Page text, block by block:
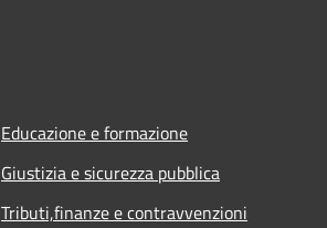
Educazione e formazione
Giustizia e sicurezza pubblica
Tributi,finanze e contravvenzioni